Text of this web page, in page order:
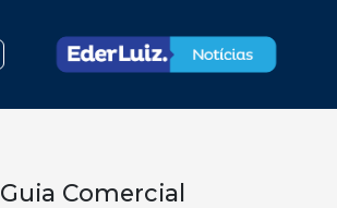
Guia Comercial